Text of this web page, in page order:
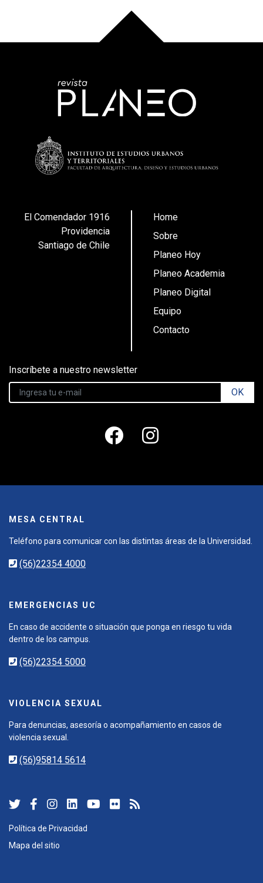
El Comendador 1916
Providencia
Santiago de Chile
Home
Sobre
Planeo Hoy
Planeo Academia
Planeo Digital
Equipo
Contacto
Inscríbete a nuestro newsletter
OK
MESA CENTRAL
Teléfono para comunicar con las distintas áreas de la Universidad.
(56)22354 4000
EMERGENCIAS UC
En caso de accidente o situación que ponga en riesgo tu vida
dentro de los campus.
(56)22354 5000
VIOLENCIA SEXUAL
Para denuncias, asesoría o acompañamiento en casos de
violencia sexual.
(56)95814 5614
Política de Privacidad
Mapa del sitio